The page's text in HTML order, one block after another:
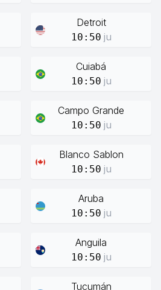
Detroit
10:50 ju
Cuiabá
10:50 ju
Campo Grande
10:50 ju
Blanco Sablon
10:50 ju
Aruba
10:50 ju
Anguila
10:50 ju
Tucumán